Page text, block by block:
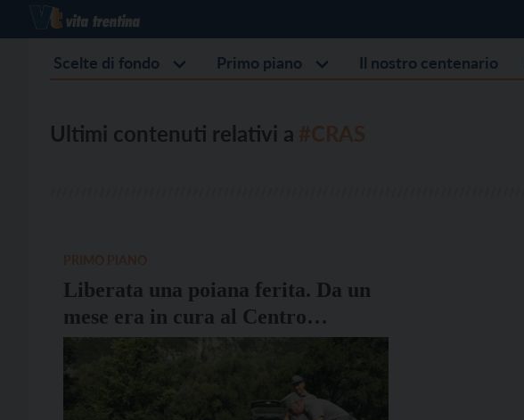
Scelte di fondo Primo piano Il nostro centenario
Ultimi contenuti relativi a
Liberata una poiana ferita. Da un
mese era in cura al Centro
recupero animali selvatici